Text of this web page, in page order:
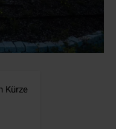
Kürze